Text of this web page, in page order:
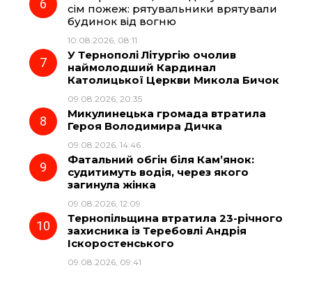
сім пожеж: рятувальники врятували
будинок від вогню
10.08.2026, 08:11
У Тернополі Літургію очолив
наймолодший Кардинал
Католицької Церкви Микола Бичок
09.08.2026, 20:35
Микулинецька громада втратила
Героя Володимира Дичка
09.08.2026, 14:46
Фатальний обгін біля Кам’янок:
судитимуть водія, через якого
загинула жінка
09.08.2026, 12:09
Тернопільщина втратила 23-річного
захисника із Теребовлі Андрія
Іскоростенського
09.08.2026, 09:41